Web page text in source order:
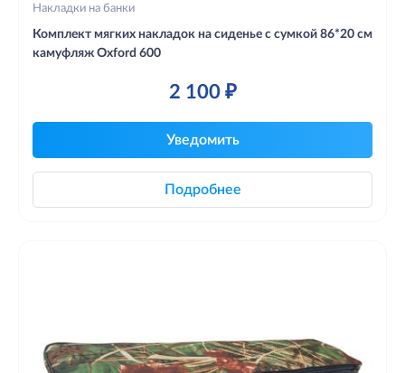
Накладки на банки
Комплект мягких накладок на сиденье с сумкой 86*20 см
камуфляж Oxford 600
2 100 ₽
Уведомить
Подробнее